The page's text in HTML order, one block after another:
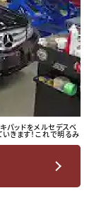
パッドをメルセデスベ
きます！これで明るみ